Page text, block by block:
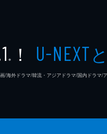
※ ！ U-NEXT
外ドラマ/韓流・アジアドラマ/国内ドラマ/